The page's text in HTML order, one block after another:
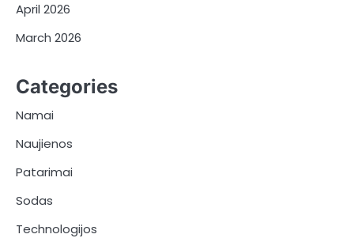
April 2026
March 2026
Categories
Namai
Naujienos
Patarimai
Sodas
Technologijos